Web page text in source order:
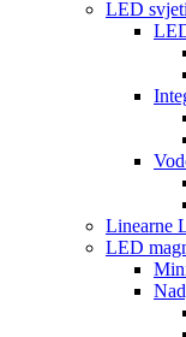
LED
Linearne
LED